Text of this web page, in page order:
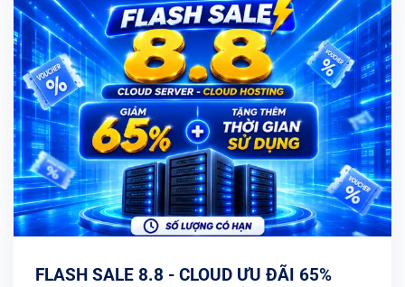
FLASH SALE 8.8 - CLOUD ƯU ĐÃI 65%